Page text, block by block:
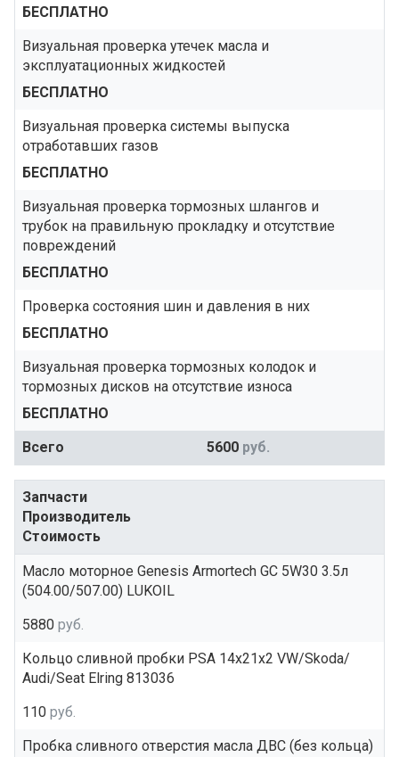
БЕСПЛАТНО
Визуальная проверка утечек масла и
эксплуатационных жидкостей
БЕСПЛАТНО
Визуальная проверка системы выпуска
отработавших газов
БЕСПЛАТНО
Визуальная проверка тормозных шлангов и
трубок на правильную прокладку и отсутствие
повреждений
БЕСПЛАТНО
Проверка состояния шин и давления в них
БЕСПЛАТНО
Визуальная проверка тормозных колодок и
тормозных дисков на отсутствие износа
БЕСПЛАТНО
Всего
5600 руб.
Запчасти
Производитель
Стоимость
Масло моторное Genesis Armortech GC 5W30 3.5л
(504.00/507.00) LUKOIL
5880 руб.
Кольцо сливной пробки PSA 14x21x2 VW/Skoda/
Audi/Seat Elring 813036
110 руб.
Пробка сливного отверстия масла ДВС (без кольца)